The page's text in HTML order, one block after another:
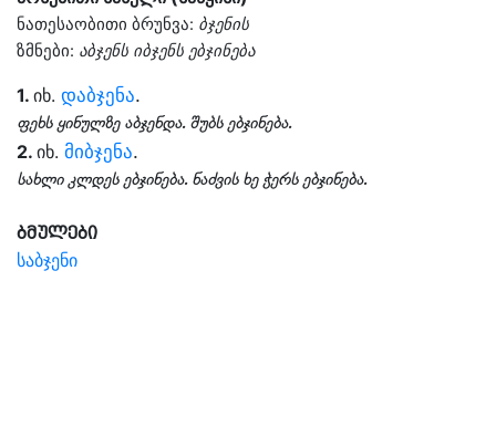
ნათესაობითი ბრუნვა: ბჯენის
ზმნები: აბჯენს იბჯენს ებჯინება
1. იხ. დაბჯენა.
ფეხს ყინულზე აბჯენდა. შუბს ებჯინება.
2. იხ. მიბჯენა.
სახლი კლდეს ებჯინება. ნაძვის ხე ჭერს ებჯინება.
ბმულები
საბჯენი